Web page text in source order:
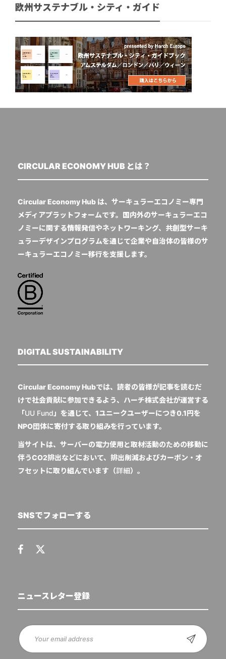
欧州サステナブル・シティ・ガイド
CIRCULAR ECONOMY HUB とは？
Circular Economy Hub は、サーキュラーエコノミー専門
メディアプラットフォームです。国内外のサーキュラーエコ
ノミーに関する情報発信やネットワーキング、共創型サーキ
ュラーデザインプログラムを通じて企業や自治体の皆様のサ
ーキュラーエコノミー移行を支援します。
DIGITAL SUSTAINABILITY
Circular Economy Hubでは、読者の皆様が記事を読むだ
けで社会貢献に参加できるよう、ハーチ株式会社が運営する
「UU Fund 」を通じて、1ユニークユーザーにつき0.1円を
NPO団体に寄付する取り組みを行っています。
当サイトは、サーバーの電力使用と取材活動のための移動に
伴うCO2排出などにおいて、排出削減およびカーボン・オ
フセットに取り組んでいます（詳細）。
SNSでフォローする
ニュースレター登録